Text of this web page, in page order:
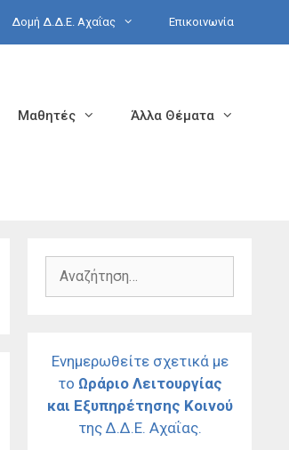
Δομή Δ.Δ.Ε. Αχαΐας Επικοινωνία
Μαθητές Άλλα Θέματα
Αναζήτηση
Ενημερωθείτε σχετικά με
το Ωράριο Λειτουργίας
και Εξυπηρέτησης Κοινού
της Δ.Δ.Ε. Αχαΐας.